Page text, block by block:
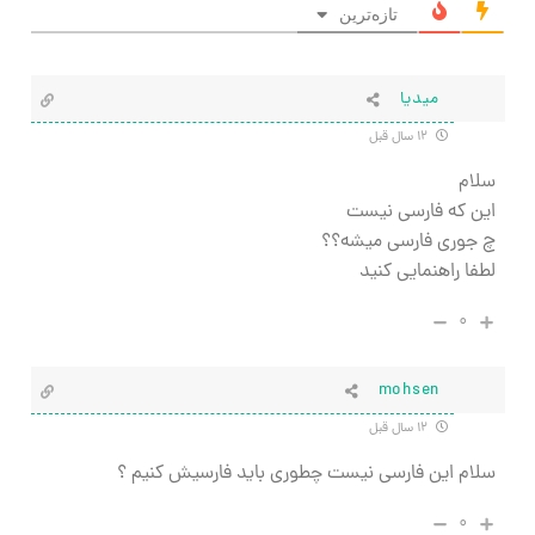
تازه‌ترین
میدیا
سلام
این که فارسی نیست
چ جوری فارسی میشه؟؟
لطفا راهنمایی کنید
۰
mohsen
سلام این فارسی نیست چطوری باید فارسیش کنیم ؟
۰